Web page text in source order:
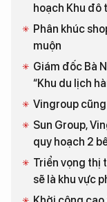
hoạch Khu đô
Phân khúc
muộn
Giám đốc Bà
“Khu du lịch
Vingroup
Sun Group,
quy hoạch 2
Triển vọng thị
sẽ là khu vực